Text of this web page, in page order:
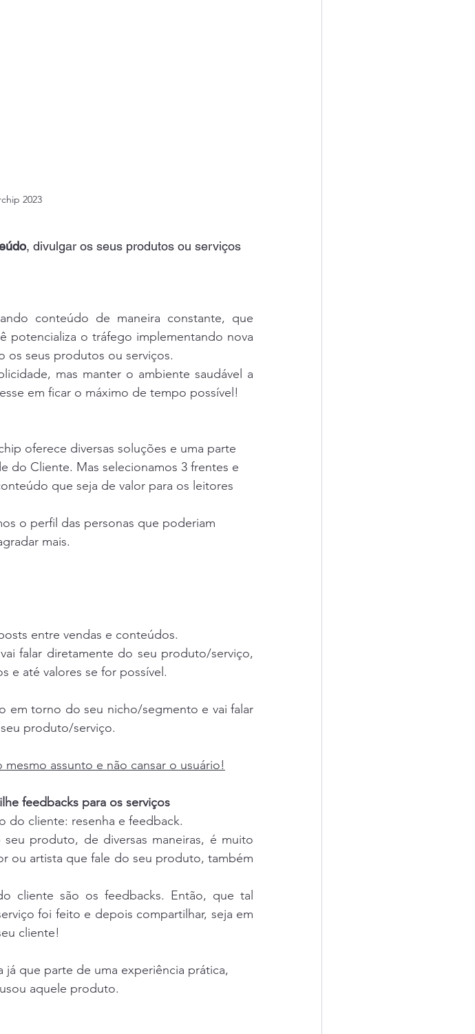
2023
, divulgar os seus produtos ou serviços
conteúdo de maneira constante, que
potencializa o tráfego implementando nova
os seus produtos ou serviços.
mas manter o ambiente saudável a
em ficar o máximo de tempo possível!
oferece diversas soluções e uma parte
do Cliente. Mas selecionamos 3 frentes e
que seja de valor para os leitores
o perfil das personas que poderiam
mais.
entre vendas e conteúdos.
falar diretamente do seu produto/serviço,
e até valores se for possível.
em torno do seu nicho/segmento e vai falar
produto/serviço.
assunto e não cansar o usuário!
feedbacks para os serviços
do cliente: resenha e feedback.
produto, de diversas maneiras, é muito
ou artista que fale do seu produto, também
cliente são os feedbacks. Então, que tal
foi feito e depois compartilhar, seja em
cliente!
já que parte de uma experiência prática,
aquele produto.